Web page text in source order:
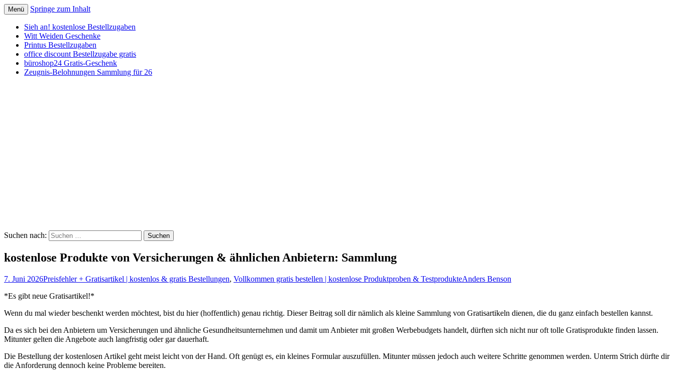
spaaaren.de
Menü Springe zum Inhalt
Sieh an! kostenlose Bestellzugaben
Witt Weiden Geschenke
Printus Bestellzugaben
office discount Bestellzugabe gratis
büroshop24 Gratis-Geschenk
Zeugnis-Belohnungen Sammlung für 26
Suchen nach:
kostenlose Produkte von Versicherungen & ähnlichen Anbietern: Sammlung
7. Juni 2026Preisfehler + Gratisartikel | kostenlos & gratis Bestellungen, Vollkommen gratis bestellen | kostenlose Produktproben & TestprodukteAnders Benson
*Es gibt neue Gratisartikel!*
Wenn du mal wieder beschenkt werden möchtest, bist du hier (hoffentlich) genau richtig. Dieser Beitrag soll dir nämlich als kleine Sammlung von Gratisartikeln dienen, die du ganz einfach bestellen kannst.
Da es sich bei den Anbietern um Versicherungen und ähnliche Gesundheitsunternehmen und damit um Anbieter mit großen Werbebudgets handelt, dürften sich nicht nur oft tolle Gratisprodukte finden lassen.
Mitunter gelten die Angebote auch langfristig oder gar dauerhaft.
Die Bestellung der kostenlosen Artikel geht meist leicht von der Hand. Oft genügt es, ein kleines Formular auszufüllen. Mitunter müssen jedoch auch weitere Schritte genommen werden. Unterm Strich dürfte dir
die Anforderung dennoch keine Probleme bereiten.